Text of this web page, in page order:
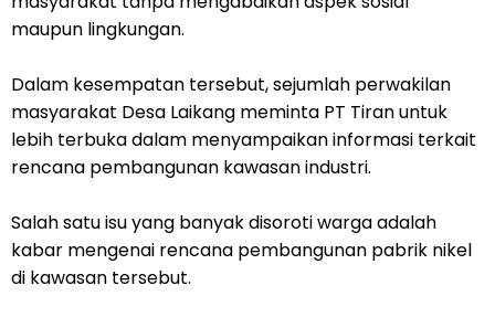
maupun lingkungan.
Dalam kesempatan tersebut, sejumlah perwakilan
masyarakat Desa Laikang meminta PT Tiran untuk
lebih terbuka dalam menyampaikan informasi terkait
rencana pembangunan kawasan industri.
Salah satu isu yang banyak disoroti warga adalah
kabar mengenai rencana pembangunan pabrik nikel
di kawasan tersebut.